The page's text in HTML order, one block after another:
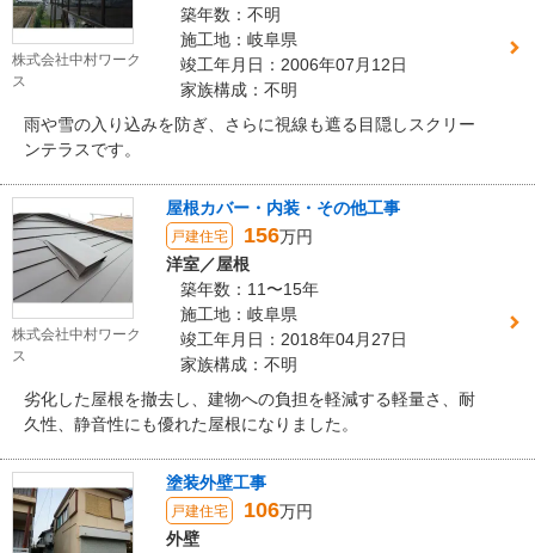
株式会社中村ワーク
ス
築年数：不明
施工地：岐阜県
竣工年月日：2006年07月12日
家族構成：不明
雨や雪の入り込みを防ぎ、さらに視線も遮る目隠しスクリー
ンテラスです。
株式会社中村ワーク
ス
屋根カバー・内装・その他工事
戸建住宅 156万円
洋室／屋根
築年数：11〜15年
施工地：岐阜県
竣工年月日：2018年04月27日
家族構成：不明
劣化した屋根を撤去し、建物への負担を軽減する軽量さ、耐
久性、静音性にも優れた屋根になりました。
塗装外壁工事
戸建住宅 106万円
外壁